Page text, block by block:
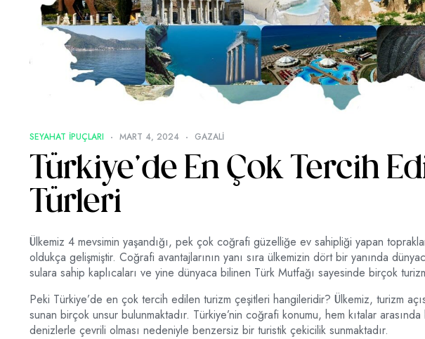
SEYAHAT IPUÇLARI MART 4, 2024 GAZALI
Türkiye’de En Çok Tercih
Türleri
Ülkemiz 4 mevsimin yaşandığı, pek çok coğrafi güzelliğe ev sahipliği yapan
oldukça gelişmiştir. Coğrafi avantajlarının yanı sıra ülkemizin dört bir yanında
sulara sahip kaplıcaları ve yine dünyaca bilinen Türk Mutfağı sayesinde birçok
Peki Türkiye’de en çok tercih edilen turizm çeşitleri hangileridir? Ülkemiz, turizm
sunan birçok unsur bulunmaktadır. Türkiye’nin coğrafi konumu, hem kıtalar
denizlerle çevrili olması nedeniyle benzersiz bir turistik çekicilik sunmaktadır.